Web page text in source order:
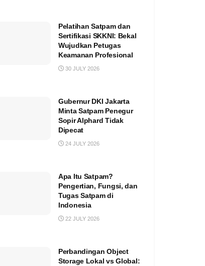
Pelatihan Satpam dan
Sertifikasi SKKNI: Bekal
Wujudkan Petugas
Keamanan Profesional
30 JULY 2026
Gubernur DKI Jakarta
Minta Satpam Penegur
Sopir Alphard Tidak
Dipecat
24 JULY 2026
Apa Itu Satpam?
Pengertian, Fungsi, dan
Tugas Satpam di
Indonesia
22 JULY 2026
Perbandingan Object
Storage Lokal vs Global: